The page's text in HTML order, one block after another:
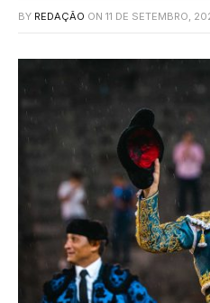
BY REDAÇÃO ON 11 DE SETEMBRO,